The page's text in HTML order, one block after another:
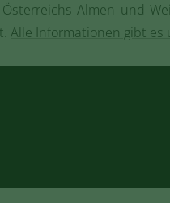
Almen und
Alle Informationen gibt es